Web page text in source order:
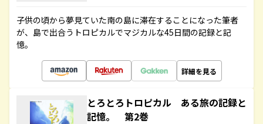
子供の頃から夢見ていた南の島に滞在することになった筆者
が、島で出合うトロピカルでマジカルな45日間の記録と記
憶。
詳細を見る
とろとろトロピカル ある旅の記録と
記憶。 第2巻